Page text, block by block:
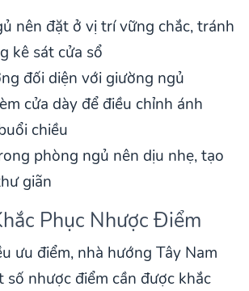
nên đặt ở vị trí vững chắc, tránh
kê sát cửa sổ
đối diện với giường ngủ
cửa dày để điều chỉnh ánh
chiều
phòng ngủ nên dịu nhẹ, tạo
giãn
Phục Nhược Điểm
ưu điểm, nhà hướng Tây Nam
nhược điểm cần được khắc